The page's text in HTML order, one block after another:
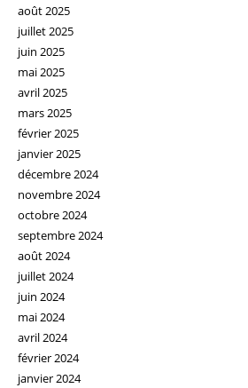
août 2025
juillet 2025
juin 2025
mai 2025
avril 2025
mars 2025
février 2025
janvier 2025
décembre 2024
novembre 2024
octobre 2024
septembre 2024
août 2024
juillet 2024
juin 2024
mai 2024
avril 2024
février 2024
janvier 2024